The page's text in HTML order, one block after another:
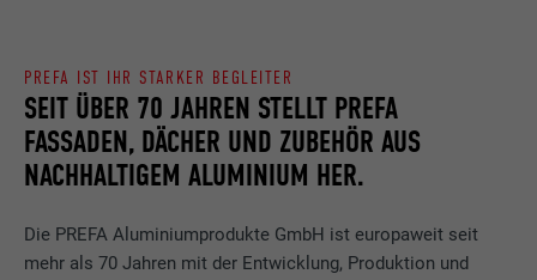
SEIT ÜBER 70 JAHREN STELLT PREFA
FASSADEN, DÄCHER UND ZUBEHÖR AUS
NACHHALTIGEM ALUMINIUM HER.
PREFA IST IHR STARKER BEGLEITER
Die PREFA Aluminiumprodukte GmbH ist europaweit seit
mehr als 70 Jahren mit der Entwicklung, Produktion und